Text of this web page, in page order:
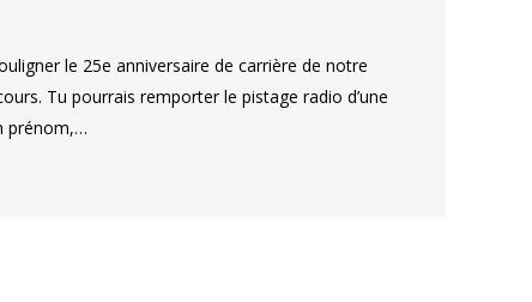
le 25e anniversaire de carrière de notre
Tu pourrais remporter le pistage radio d’une
prénom,…